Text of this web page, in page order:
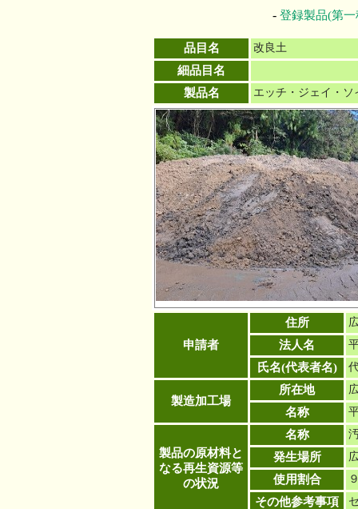
- 登録製品(第
品目名 改良土
細品目名
製品名
エッチ・ジェイ・ソ
申請者
住所
法人名
氏名(代表者名)
製造加工場
所在地
名称
製品の原材料と
なる再生資源等
の状況
名称
発生場所
使用割合
その他参考事項